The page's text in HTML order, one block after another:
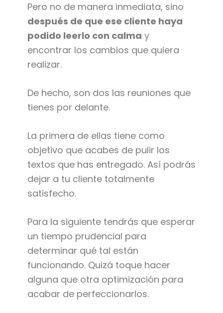
Pero no de manera inmediata, sino
después de que ese cliente haya
podido leerlo con calma y
encontrar los cambios que quiera
realizar.
De hecho, son dos las reuniones que
tienes por delante.
La primera de ellas tiene como
objetivo que acabes de pulir los
textos que has entregado. Así podrás
dejar a tu cliente totalmente
satisfecho.
Para la siguiente tendrás que esperar
un tiempo prudencial para
determinar qué tal están
funcionando. Quizá toque hacer
alguna que otra optimización para
acabar de perfeccionarlos.